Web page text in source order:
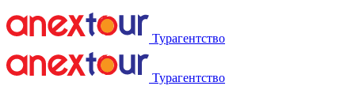
Турагентство
Турагентство